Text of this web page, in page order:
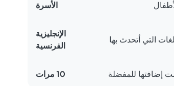
الأسرة
التي أتحدث بها
الإنجليزية
الفرنسية
إضافتها للمفضلة 10 مرات